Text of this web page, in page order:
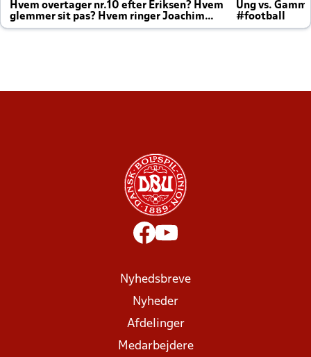
Hvem overtager nr.10 efter Eriksen? Hvem
glemmer sit pas? Hvem ringer Joachim
altid til efter kampe?
Ung vs.
#football
Nyhedsbreve
Nyheder
Afdelinger
Medarbejdere